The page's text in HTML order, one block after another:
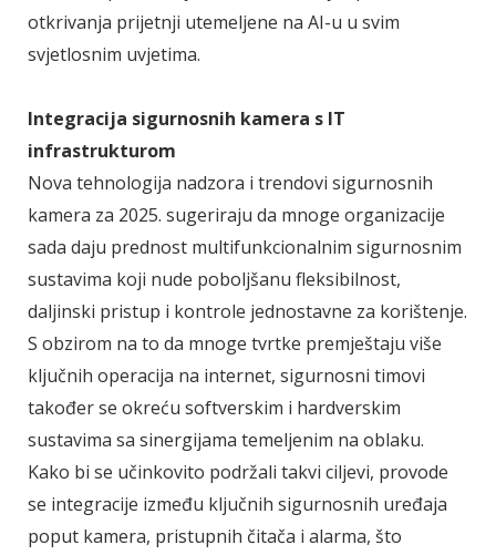
otkrivanja prijetnji utemeljene na AI-u u svim
svjetlosnim uvjetima.
Integracija sigurnosnih kamera s IT
infrastrukturom
Nova tehnologija nadzora i trendovi sigurnosnih
kamera za 2025. sugeriraju da mnoge organizacije
sada daju prednost multifunkcionalnim sigurnosnim
sustavima koji nude poboljšanu fleksibilnost,
daljinski pristup i kontrole jednostavne za korištenje.
S obzirom na to da mnoge tvrtke premještaju više
ključnih operacija na internet, sigurnosni timovi
također se okreću softverskim i hardverskim
sustavima sa sinergijama temeljenim na oblaku.
Kako bi se učinkovito podržali takvi ciljevi, provode
se integracije između ključnih sigurnosnih uređaja
poput kamera, pristupnih čitača i alarma, što